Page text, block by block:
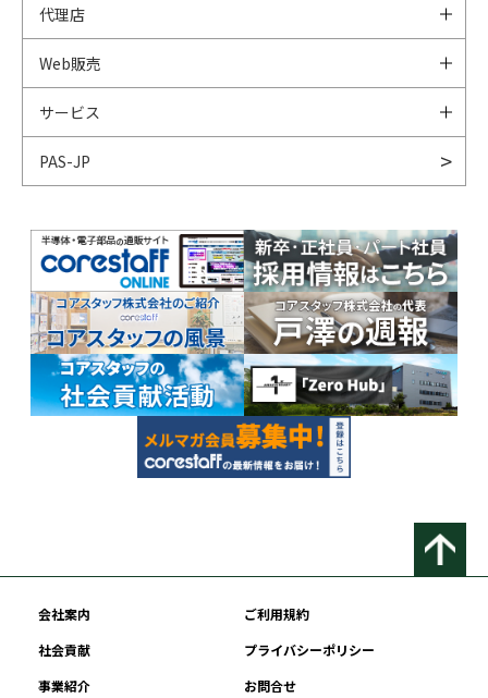
代理店
Web販売
サービス
PAS-JP
会社案内
ご利用規約
社会貢献
プライバシーポリシー
事業紹介
お問合せ